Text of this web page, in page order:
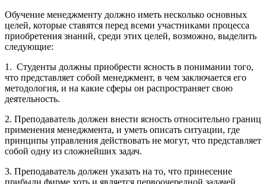
Обучение менеджменту должно иметь несколько основных
целей, которые ставятся перед всеми участниками процесса
приобретения знаний, среди этих целей, возможно, выделить
следующие:
1. Студенты должны приобрести ясность в понимании того,
что представляет собой менеджмент, в чем заключается его
методология, и на какие сферы он распространяет свою
деятельность.
2. Преподаватель должен внести ясность относительно границ
применения менеджмента, и уметь описать ситуации, где
принципы управления действовать не могут, что представляет
собой одну из сложнейших задач.
3. Преподаватель должен указать на то, что принесение
прибыли фирме хоть и является первоочередной задачей,